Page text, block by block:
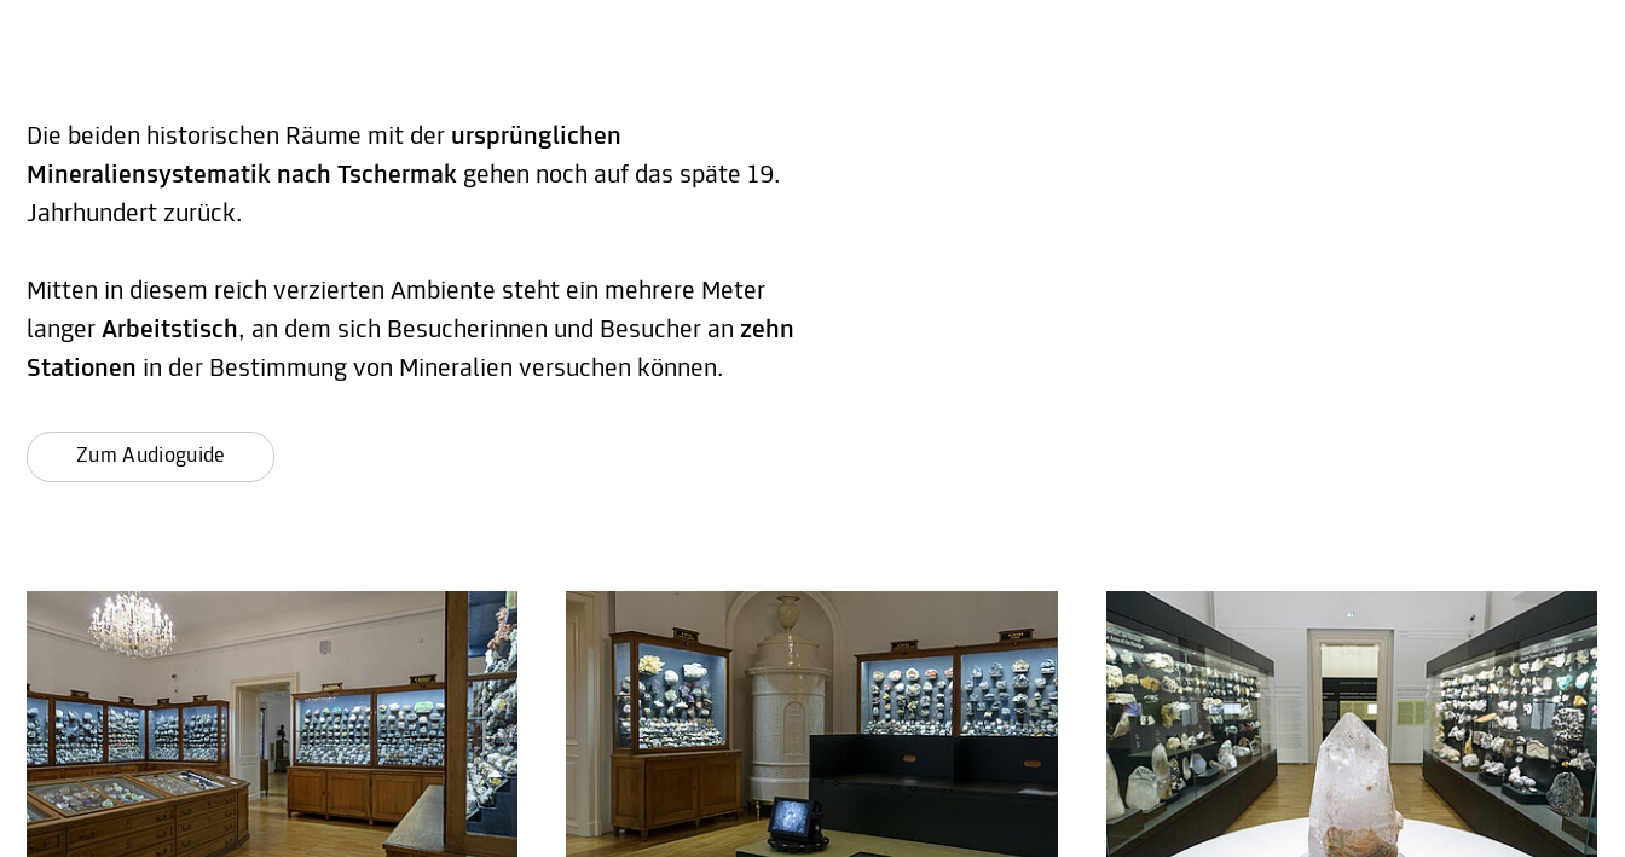
Die beiden historischen Räume mit der ursprünglichen
Mineraliensystematik nach Tschermak gehen noch auf das späte 19.
Jahrhundert zurück.
Mitten in diesem reich verzierten Ambiente steht ein mehrere Meter
langer Arbeitstisch, an dem sich Besucherinnen und Besucher an zehn
Stationen in der Bestimmung von Mineralien versuchen können.
Zum Audioguide